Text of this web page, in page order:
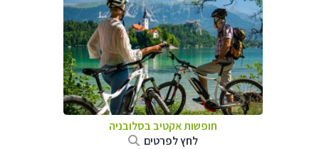
חופשות אקטיב בסלובניה
לחץ לפרטים